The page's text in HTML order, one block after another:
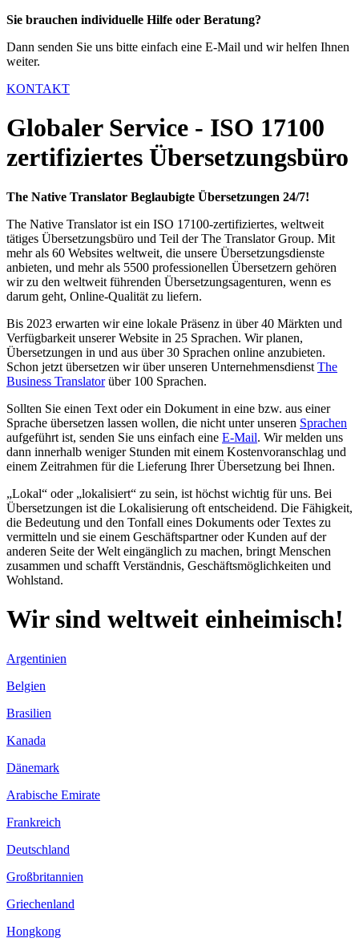
Sie brauchen individuelle Hilfe oder Beratung?
Dann senden Sie uns bitte einfach eine E-Mail und wir helfen Ihnen
weiter.
KONTAKT
Globaler Service - ISO 17100
zertifiziertes Übersetzungsbüro
The Native Translator Beglaubigte Übersetzungen 24/7!
The Native Translator ist ein ISO 17100-zertifiziertes, weltweit
tätiges Übersetzungsbüro und Teil der The Translator Group. Mit
mehr als 60 Websites weltweit, die unsere Übersetzungsdienste
anbieten, und mehr als 5500 professionellen Übersetzern gehören
wir zu den weltweit führenden Übersetzungsagenturen, wenn es
darum geht, Online-Qualität zu liefern.
Bis 2023 erwarten wir eine lokale Präsenz in über 40 Märkten und
Verfügbarkeit unserer Website in 25 Sprachen. Wir planen,
Übersetzungen in und aus über 30 Sprachen online anzubieten.
Schon jetzt übersetzen wir über unseren Unternehmensdienst The
Business Translatorüber 100 Sprachen.
Sollten Sie einen Text oder ein Dokument in eine bzw. aus einer
Sprache übersetzen lassen wollen, die nicht unter unseren Sprachen
aufgeführt ist, senden Sie uns einfach eine E-Mail. Wir melden uns
dann innerhalb weniger Stunden mit einem Kostenvoranschlag und
einem Zeitrahmen für die Lieferung Ihrer Übersetzung bei Ihnen.
„Lokal“ oder „lokalisiert“ zu sein, ist höchst wichtig für uns. Bei
Übersetzungen ist die Lokalisierung oft entscheidend. Die Fähigkeit,
die Bedeutung und den Tonfall eines Dokuments oder Textes zu
vermitteln und sie einem Geschäftspartner oder Kunden auf der
anderen Seite der Welt eingänglich zu machen, bringt Menschen
zusammen und schafft Verständnis, Geschäftsmöglichkeiten und
Wohlstand.
Wir sind weltweit einheimisch!
Argentinien
Belgien
Brasilien
Kanada
Dänemark
Arabische Emirate
Frankreich
Deutschland
Großbritannien
Griechenland
Hongkong